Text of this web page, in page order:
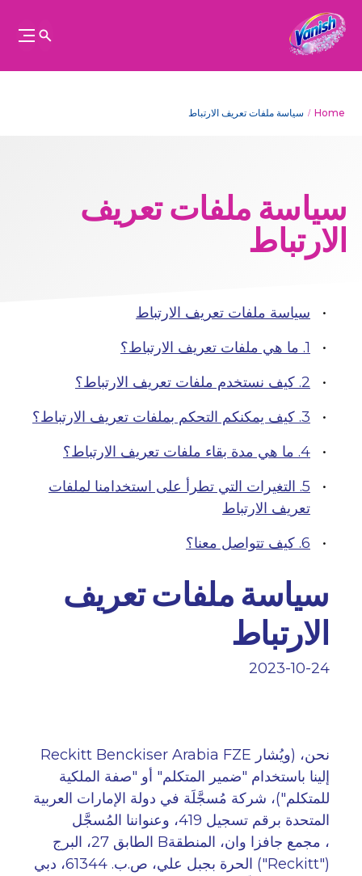
Home سياسة ملفات تعريف الارتباط
سياسة ملفات تعريف
الارتباط
سياسة ملفات تعريف الارتباط
1. ما هي ملفات تعريف الارتباط؟
2. كيف نستخدم ملفات تعريف الارتباط؟
3. كيف يمكنكم التحكم بملفات تعريف الارتباط؟
4. ما هي مدة بقاء ملفات تعريف الارتباط؟
5. التغيرات التي تطرأ على استخدامنا لملفات
تعريف الارتباط
6. كيف تتواصل معنا؟
سياسة ملفات تعريف
الارتباط
2023-10-24
نحن، Reckitt Benckiser Arabia FZE (ويُشار
إلينا باستخدام "ضمير المتكلم" أو "صفة الملكية
للمتكلم")، شركة مُسجَّلَة في دولة الإمارات العربية
المتحدة برقم تسجيل 419، وعنواننا المُسجَّل
الطابق 27، البرج B، مجمع جافزا وان، المنطقة
الحرة بجبل علي، ص.ب. 61344، دبي ("Reckitt")